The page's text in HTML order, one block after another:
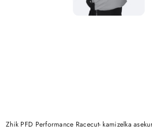
Zhik PFD Performance Racecut- kamizelka